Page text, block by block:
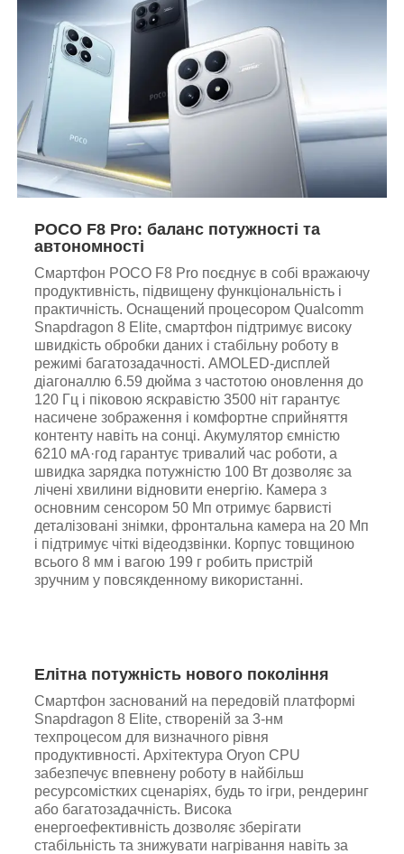
POCO F8 Pro: баланс потужності та
автономності
Смартфон POCO F8 Pro поєднує в собі вражаючу
продуктивність, підвищену функціональність і
практичність. Оснащений процесором Qualcomm
Snapdragon 8 Elite, смартфон підтримує високу
швидкість обробки даних і стабільну роботу в
режимі багатозадачності. AMOLED-дисплей
діагоналлю 6.59 дюйма з частотою оновлення до
120 Гц і піковою яскравістю 3500 ніт гарантує
насичене зображення і комфортне сприйняття
контенту навіть на сонці. Акумулятор ємністю
6210 мА·год гарантує тривалий час роботи, а
швидка зарядка потужністю 100 Вт дозволяє за
лічені хвилини відновити енергію. Камера з
основним сенсором 50 Мп отримує барвисті
деталізовані знімки, фронтальна камера на 20 Мп
і підтримує чіткі відеодзвінки. Корпус товщиною
всього 8 мм і вагою 199 г робить пристрій
зручним у повсякденному використанні.
Елітна потужність нового покоління
Смартфон заснований на передовій платформі
Snapdragon 8 Elite, створеній за 3-нм
техпроцесом для визначного рівня
продуктивності. Архітектура Oryon CPU
забезпечує впевнену роботу в найбільш
ресурсомістких сценаріях, будь то ігри, рендеринг
або багатозадачність. Висока
енергоефективність дозволяє зберігати
стабільність та знижувати нагрівання навіть за